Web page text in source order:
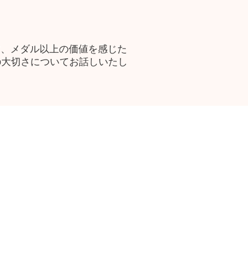
メダル以上の価値を感じた
切さについてお話しいたし